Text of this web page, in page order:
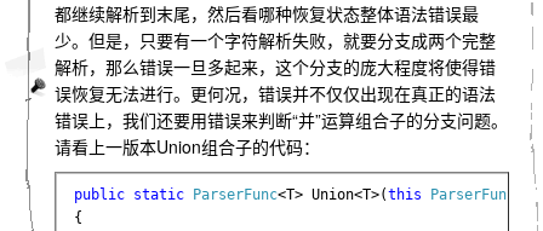
都继续解析到末尾，然后看哪种恢复状态整体语法错误最
少。但是，只要有一个字符解析失败，就要分支成两个完整
解析，那么错误一旦多起来，这个分支的庞大程度将使得错
误恢复无法进行。更何况，错误并不仅仅出现在真正的语法
错误上，我们还要用错误来判断“并”运算组合子的分支问题。
请看上一版本Union组合子的代码：
public static ParserFunc<T> Union<T>(this ParserFunc
{